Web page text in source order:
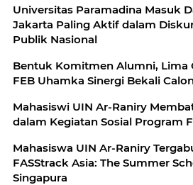
Universitas Paramadina Masuk
Jakarta Paling Aktif dalam
Publik Nasional
Bentuk Komitmen Alumni, Lima
FEB Uhamka Sinergi Bekali
Mahasiswi UIN Ar-Raniry
dalam Kegiatan Sosial Program
Mahasiswa UIN Ar-Raniry
FASStrack Asia: The Summer
Singapura